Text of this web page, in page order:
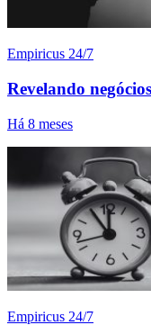
Empiricus 24/7
Revelando negócios
Há 8 meses
Empiricus 24/7